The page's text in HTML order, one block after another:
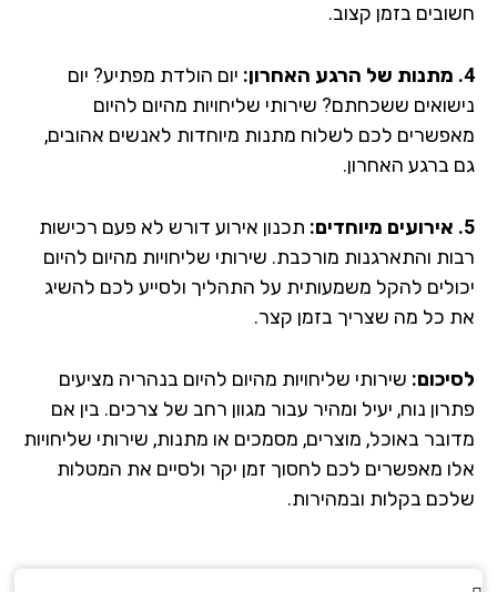
בזמן קצוב.
יום הולדת מפתיע? יום
ששכחתם? שירותי שליחויות מהיום להיום
לכם לשלוח מתנות מיוחדות לאנשים אהובים,
ברגע האחרון.
תכנון אירוע דורש לא פעם רכישות
והתארגנות מורכבת. שירותי שליחויות מהיום להיום
להקל משמעותית על התהליך ולסייע לכם להשיג
כל מה שצריך בזמן קצר.
שירותי שליחויות מהיום להיום בנהריה מציעים
נוח, יעיל ומהיר עבור מגוון רחב של צרכים. בין אם
באוכל, מוצרים, מסמכים או מתנות, שירותי שליחויות
מאפשרים לכם לחסוך זמן יקר ולסיים את המטלות
בקלות ובמהירות.